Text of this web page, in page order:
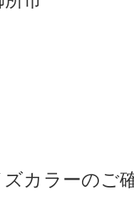
カラーのご